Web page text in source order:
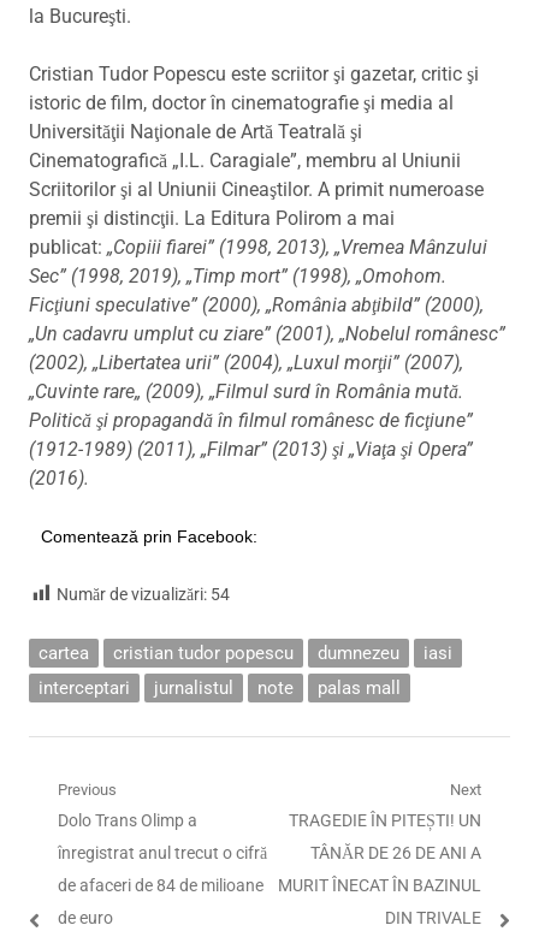
la Bucureşti.
Cristian Tudor Popescu este scriitor şi gazetar, critic şi
istoric de film, doctor în cinematografie şi media al
Universităţii Naţionale de Artă Teatrală şi
Cinematografică „I.L. Caragiale”, membru al Uniunii
Scriitorilor şi al Uniunii Cineaştilor. A primit numeroase
premii şi distincţii. La Editura Polirom a mai
publicat: „Copiii fiarei” (1998, 2013), „Vremea Mânzului
Sec” (1998, 2019), „Timp mort” (1998), „Omohom.
Ficţiuni speculative” (2000), „România abţibild” (2000),
„Un cadavru umplut cu ziare” (2001), „Nobelul românesc”
(2002), „Libertatea urii” (2004), „Luxul morţii” (2007),
„Cuvinte rare„ (2009), „Filmul surd în România mută.
Politică şi propagandă în filmul românesc de ficţiune”
(1912-1989) (2011), „Filmar” (2013) şi „Viaţa şi Opera”
(2016).
Comentează prin Facebook:
Număr de vizualizări: 54
cartea cristian tudor popescu dumnezeu
iasi
interceptari
jurnalistul note palas mall
Navigare
articole
Previous
Previous
post:
Dolo Trans Olimp a
înregistrat anul trecut o cifră
de afaceri de 84 de milioane
de euro
Next
Next
post:
TRAGEDIE ÎN PITEȘTI! UN
TÂNĂR DE 26 DE ANI A
MURIT ÎNECAT ÎN BAZINUL
DIN TRIVALE